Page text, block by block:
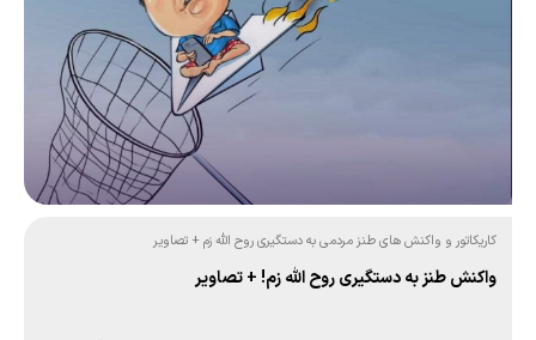
کاریکاتور و واکنش های طنز مردمی به دستگیری روح الله زم + تصاویر
واکنش طنز به دستگیری روح الله زم! + تصاویر